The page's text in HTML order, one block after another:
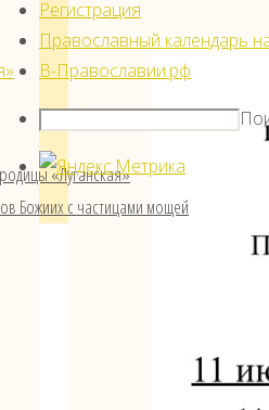
«Луганская»
Божиих с частицами мощей
Регистрация
Православный календарь
В-Православии.рф